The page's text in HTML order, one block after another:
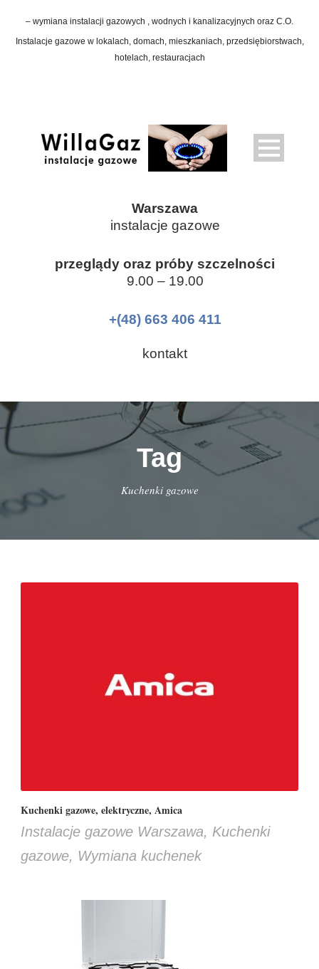
– wymiana instalacji gazowych , wodnych i kanalizacyjnych oraz C.O.
Instalacje gazowe w lokalach, domach, mieszkaniach, przedsiębiorstwach,
hotelach, restauracjach
Warszawa
instalacje gazowe
przeglądy oraz próby szczelności
9.00 – 19.00
+(48) 663 406 411
kontakt
Tag
Kuchenki gazowe
Kuchenki gazowe, elektryczne, Amica
Instalacje gazowe Warszawa, Kuchenki
gazowe, Wymiana kuchenek